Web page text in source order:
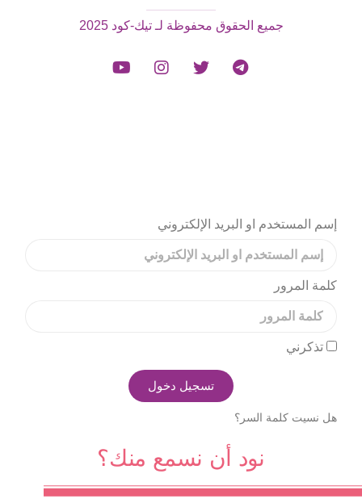
جميع الحقوق محفوظة لـ تيك-كود 2025
إسم المستخدم او البريد الإلكتروني
كلمة المرور
تذكرني
تسجيل دخول
هل نسيت كلمة السر؟
نود أن نسمع منك؟